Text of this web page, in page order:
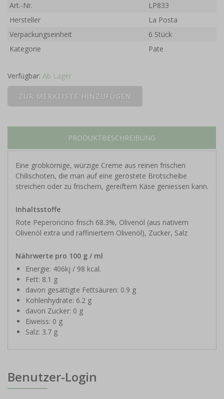
Art.-Nr.
LP833
Hersteller
La Posta
Verpackungseinheit
6 Stück
Kategorie
Pate
Verfügbar: Ab Lager
PRODUKTBESCHREIBUNG
Eine grobkörnige, würzige Creme aus reinen frischen
Chilischoten, die man auf eine geröstete Brotscheibe
streichen oder zu frischem, gereiftem Käse geniessen kann.
Inhaltsstoffe
Rote Peperoncino frisch 68.3%, Olivenöl (aus nativem
Olivenöl extra und raffiniertem Olivenöl), Zucker, Salz
Nährwerte pro 100 g / ml
Energie: 406kj / 98 kcal.
Fett: 8.1 g
davon gesättigte Fettsäuren: 0.9 g
Kohlenhydrate: 6.2 g
davon Zucker: 0 g
Eiweiss: 0 g
Salz: 3.7 g
Benutzer-Login